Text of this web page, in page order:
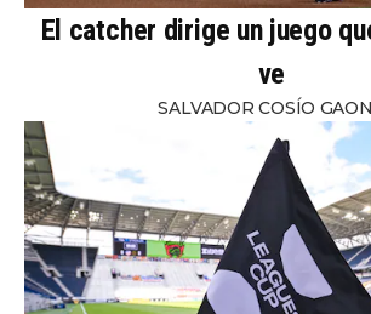
El catcher dirige un juego
ve
SALVADOR COSÍO